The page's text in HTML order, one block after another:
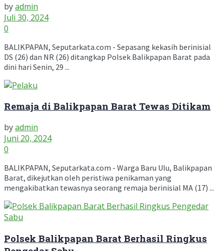
byadmin
Juli 30, 2024
0
BALIKPAPAN, Seputarkata.com - Sepasang kekasih berinisial
DS (26) dan NR (26) ditangkap Polsek Balikpapan Barat pada
dini hari Senin, 29 ...
Remaja di Balikpapan Barat Tewas Ditikam
byadmin
Juni 20, 2024
0
BALIKPAPAN, Seputarkata.com - Warga Baru Ulu, Balikpapan
Barat, dikejutkan oleh peristiwa penikaman yang
mengakibatkan tewasnya seorang remaja berinisial MA (17) ...
Polsek Balikpapan Barat Berhasil Ringkus